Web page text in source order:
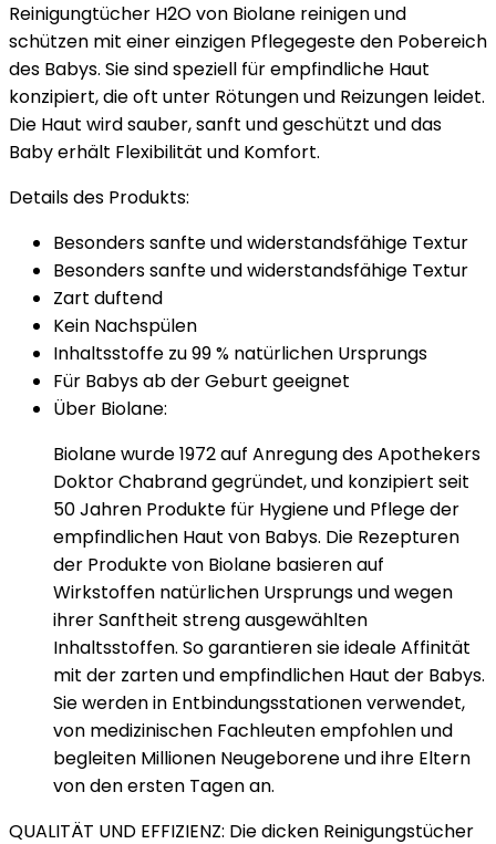
Reinigungtücher H2O von Biolane reinigen und
schützen mit einer einzigen Pflegegeste den Pobereich
des Babys. Sie sind speziell für empfindliche Haut
konzipiert, die oft unter Rötungen und Reizungen leidet.
Die Haut wird sauber, sanft und geschützt und das
Baby erhält Flexibilität und Komfort.
Details des Produkts:
Besonders sanfte und widerstandsfähige Textur
Besonders sanfte und widerstandsfähige Textur
Zart duftend
Kein Nachspülen
Inhaltsstoffe zu 99 % natürlichen Ursprungs
Für Babys ab der Geburt geeignet
Über Biolane:
Biolane wurde 1972 auf Anregung des Apothekers
Doktor Chabrand gegründet, und konzipiert seit
50 Jahren Produkte für Hygiene und Pflege der
empfindlichen Haut von Babys. Die Rezepturen
der Produkte von Biolane basieren auf
Wirkstoffen natürlichen Ursprungs und wegen
ihrer Sanftheit streng ausgewählten
Inhaltsstoffen. So garantieren sie ideale Affinität
mit der zarten und empfindlichen Haut der Babys.
Sie werden in Entbindungsstationen verwendet,
von medizinischen Fachleuten empfohlen und
begleiten Millionen Neugeborene und ihre Eltern
von den ersten Tagen an.
QUALITÄT UND EFFIZIENZ: Die dicken Reinigungstücher